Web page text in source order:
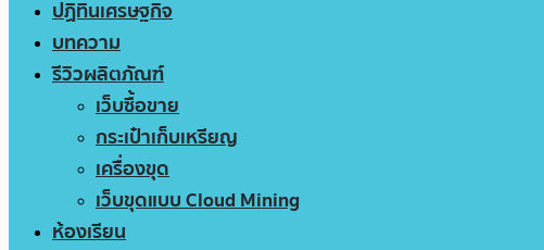
ปฏิทินเศรษฐกิจ
บทความ
รีวิวผลิตภัณฑ์
เว็บซื้อขาย
กระเป๋าเก็บเหรียญ
เครื่องขุด
เว็บขุดแบบ Cloud Mining
ห้องเรียน